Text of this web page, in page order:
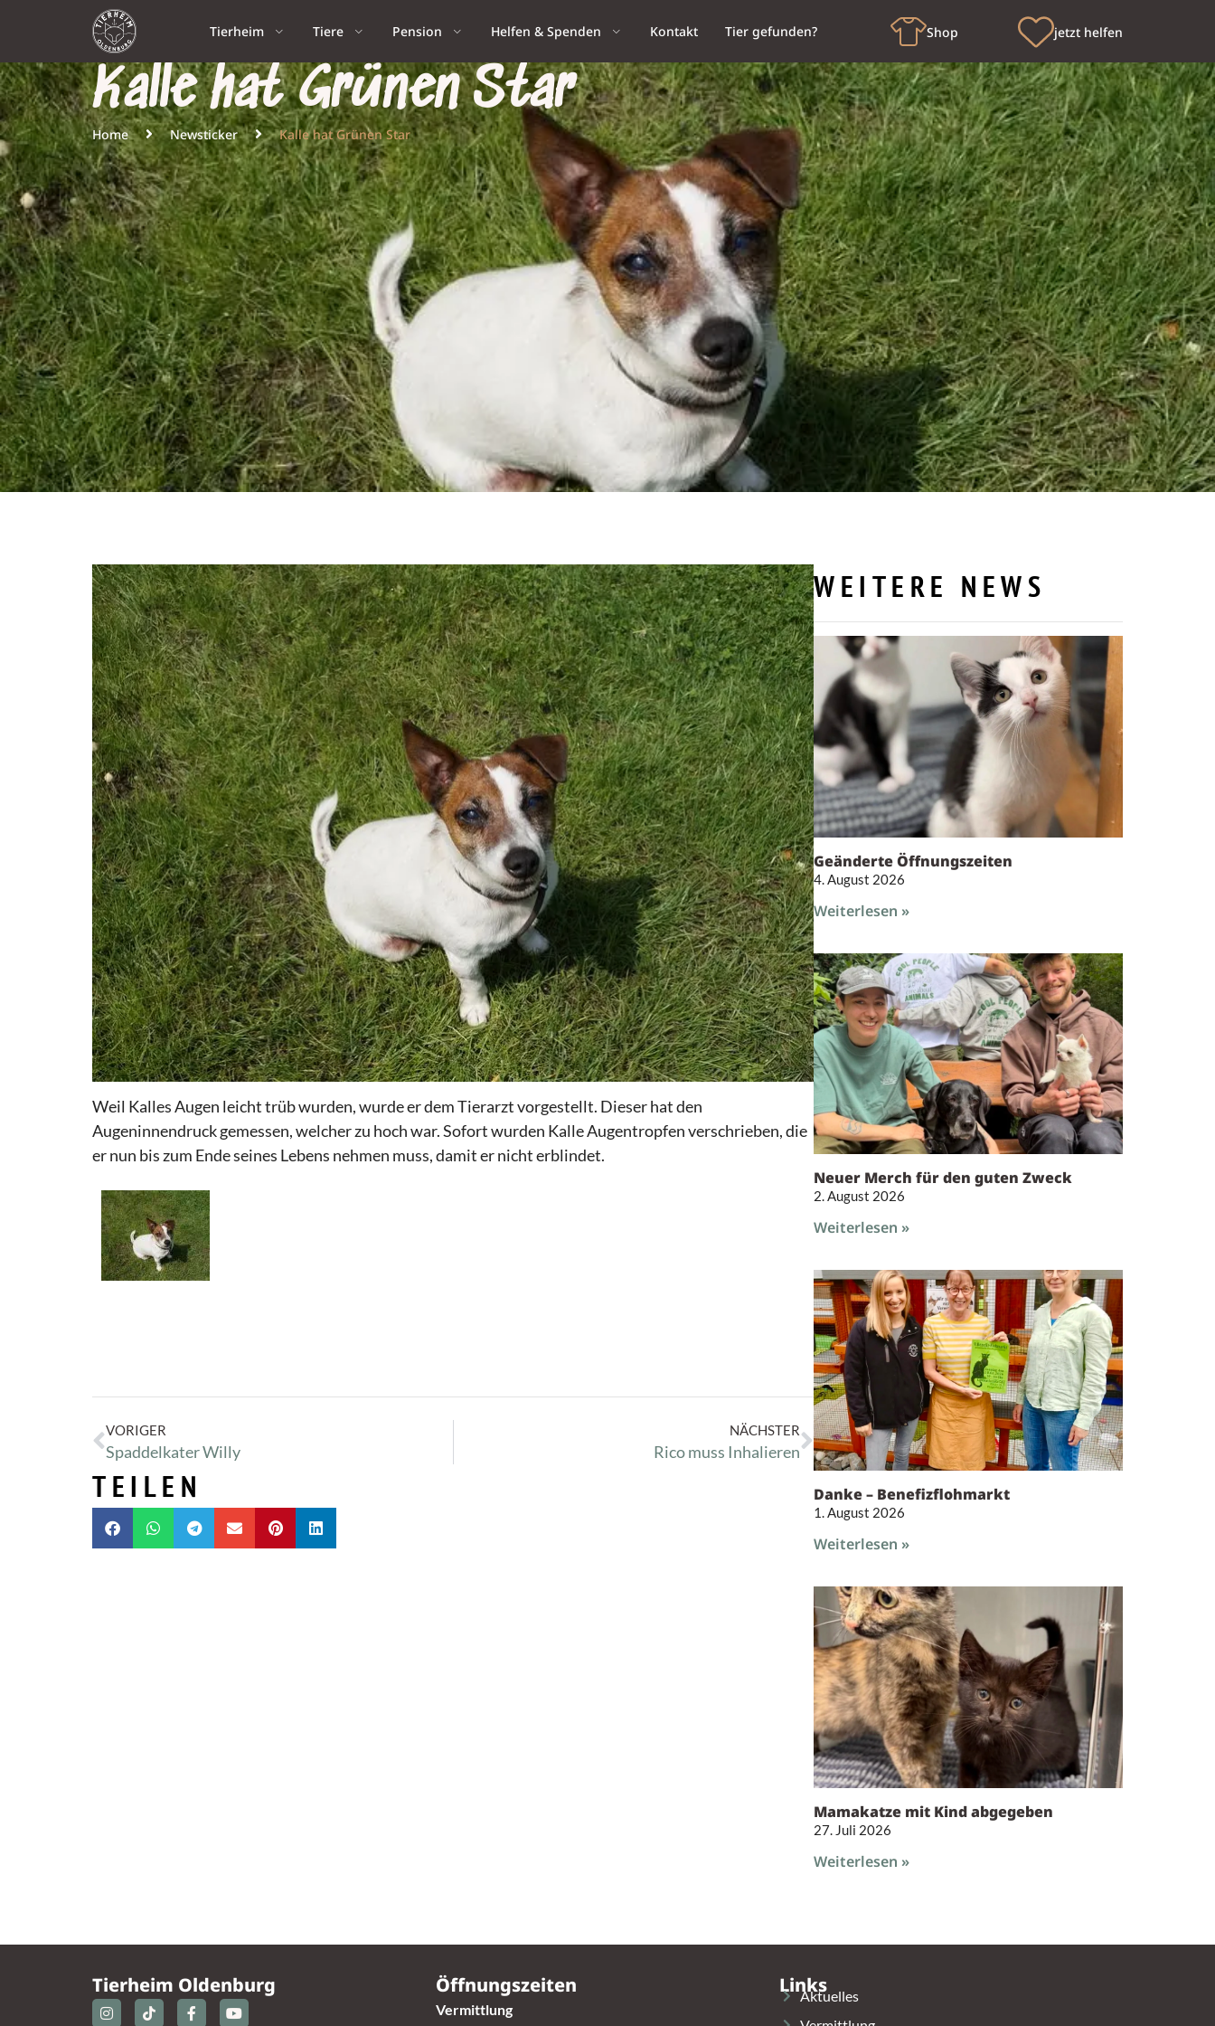
Tierheim Tiere Pension Helfen & Spenden Kontakt Tier gefunden? Shop jetzt helfen
Kalle hat Grünen Star
Home Newsticker Kalle hat Grünen Star
Weil Kalles Augen leicht trüb wurden, wurde er dem Tierarzt vorgestellt. Dieser hat den
Augeninnendruck gemessen, welcher zu hoch war. Sofort wurden Kalle Augentropfen verschrieben, die
er nun bis zum Ende seines Lebens nehmen muss, damit er nicht erblindet.
VORIGER
Spaddelkater Willy
NÄCHSTER
Rico muss Inhalieren
TEILEN
WEITERE NEWS
Geänderte Öffnungszeiten
4. August 2026
Weiterlesen »
Neuer Merch für den guten Zweck
2. August 2026
Weiterlesen »
Danke – Benefizflohmarkt
1. August 2026
Weiterlesen »
Mamakatze mit Kind abgegeben
27. Juli 2026
Weiterlesen »
Tierheim Oldenburg Öffnungszeiten
Vermittlung
Links
Aktuelles